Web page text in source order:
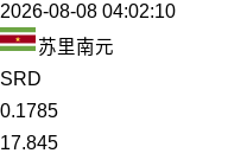
2026-08-08 04:02:10
苏里南元
SRD
0.1785
17.845